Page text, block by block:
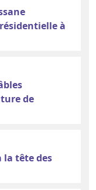
à
de
la tête des